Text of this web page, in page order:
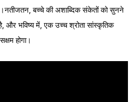
बच्चे की अशाब्दिक संकेतों को सुनने
और भविष्य में, एक उच्च श्रोता सांस्कृतिक
होगा।